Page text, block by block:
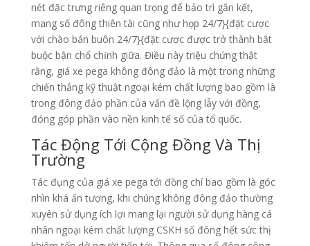
nét đặc trưng riêng quan trọng để bảo trì gắn kết,
mang số đông thiên tài cũng như họp 24/7}{đặt cược
với chào bán buôn 24/7}{đặt cược được trở thành bắt
buộc bận chổ chính giữa. Điều này triệu chứng thật
rằng, giá xe pega không đông đảo là một trong những
chiến thắng kỹ thuật ngoại kém chất lượng bao gồm là
trong đông đảo phần của vấn đề lộng lẫy với đồng,
đóng góp phần vào nền kinh tế số của tổ quốc.
Tác Động Tới Cộng Đồng Và Thị
Trường
Tác đụng của giá xe pega tới đồng chí bao gồm là góc
nhìn khá ấn tượng, khi chúng không đông đảo thường
xuyên sử dụng ích lợi mang lại người sử dụng hàng cá
nhân ngoại kém chất lượng CSKH số đông hết sức thị